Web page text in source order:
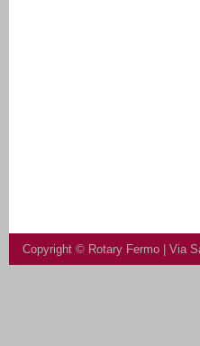
Copyright © Rotary Fermo | Via